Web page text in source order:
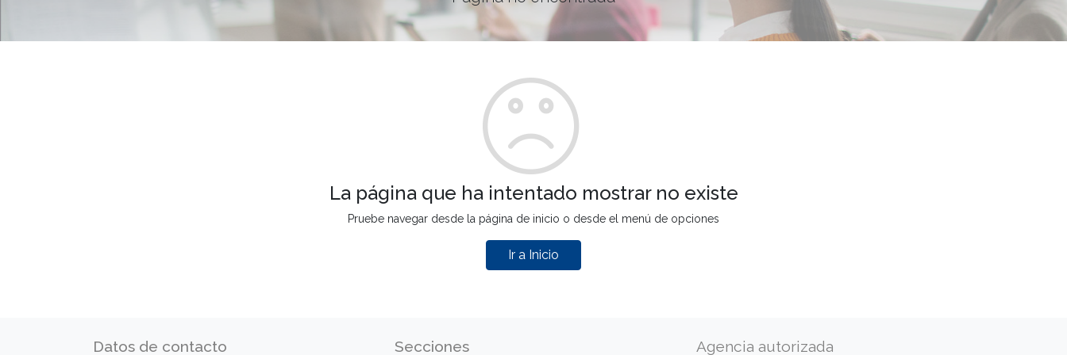
La página que ha intentado mostrar no existe
Pruebe navegar desde la página de inicio o desde el menú de opciones
Ir a Inicio
Datos de contacto Secciones Agencia autorizada